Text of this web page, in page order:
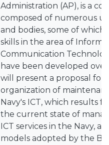
Administration (AP), is a
composed of numerous
and bodies, some of
skills in the area of
Communication
have been developed
will present a proposal for
organization of
Navy's ICT, which results
the current state of
ICT services in the Navy,
models adopted by the